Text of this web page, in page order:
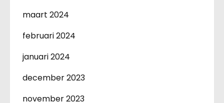
maart 2024
februari 2024
januari 2024
december 2023
november 2023